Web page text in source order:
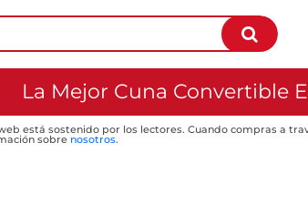
La Mejor Cuna Convertible
está sostenido por los lectores. Cuando compras a
sobre nosotros.